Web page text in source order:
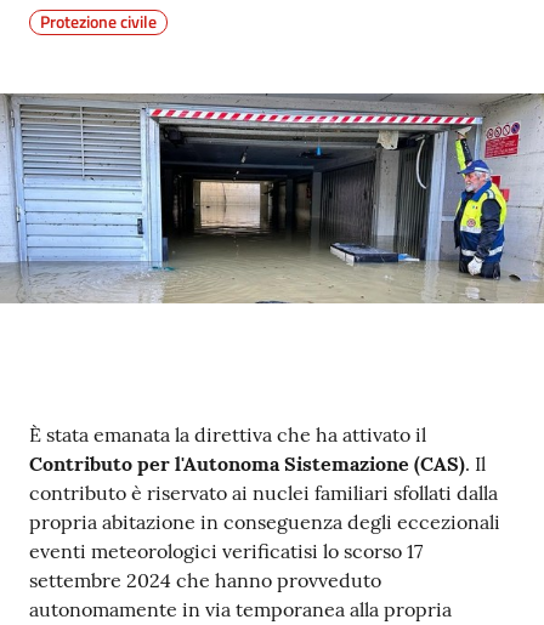
Protezione civile
Contenuto
È stata emanata la direttiva che ha attivato il
Contributo per l'Autonoma Sistemazione (CAS). Il
contributo è riservato ai nuclei familiari sfollati dalla
propria abitazione in conseguenza degli eccezionali
eventi meteorologici verificatisi lo scorso 17
settembre 2024 che hanno provveduto
autonomamente in via temporanea alla propria